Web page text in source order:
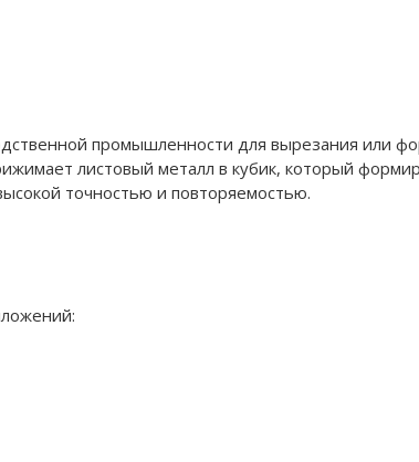
промышленности для вырезания или
листовый металл в кубик, который
точностью и повторяемостью.